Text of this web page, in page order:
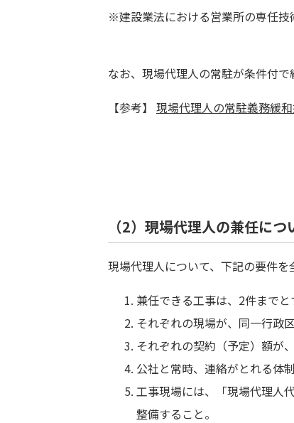
※建設業法における営業所の専任技
なお、現場代理人の常駐が条件付で
【参考】 現場代理人の常駐義務緩
（2）現場代理人の兼任につ
現場代理人について、下記の要件を
兼任できる工事は、2件までと
それぞれの現場が、同一行政
それぞれの契約（予定）額が
公社と常時、連絡がとれる体
工事現場には、「現場代理人
整備すること。